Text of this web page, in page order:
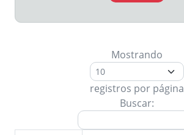
Mostrando
registros por página
Buscar: